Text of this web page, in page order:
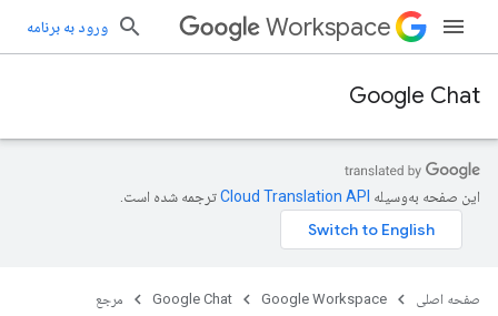
Workspace ورود به برنامه
Google Chat
این صفحه به‌وسیله ترجمه شده است.
صفحه اصلی Google Workspace
Google Chat مرجع